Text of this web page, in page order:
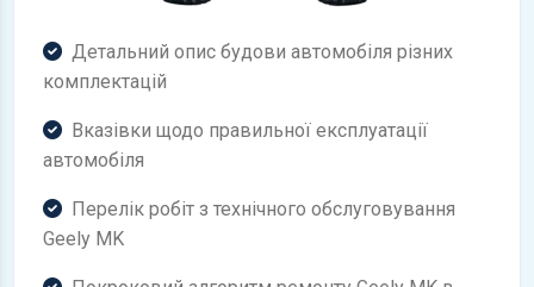
Детальний опис будови автомобіля різних
комплектацій
Вказівки щодо правильної експлуатації
автомобіля
Перелік робіт з технічного обслуговування
Geely MK